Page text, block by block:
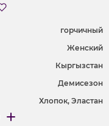
горчичный
Женский
Кыргызстан
Демисезон
Хлопок, Эластан